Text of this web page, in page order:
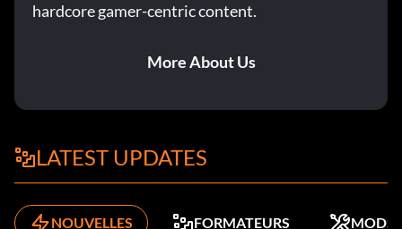
hardcore gamer-centric content.
More About Us
LATEST UPDATES
NOUVELLES FORMATEURS MODS